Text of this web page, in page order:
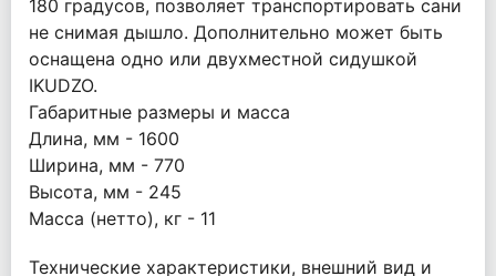
180 градусов, позволяет транспортировать сани
не снимая дышло. Дополнительно может быть
оснащена одно или двухместной сидушкой
IKUDZO.
Габаритные размеры и масса
Длина, мм - 1600
Ширина, мм - 770
Высота, мм - 245
Масса (нетто), кг - 11
Технические характеристики, внешний вид и